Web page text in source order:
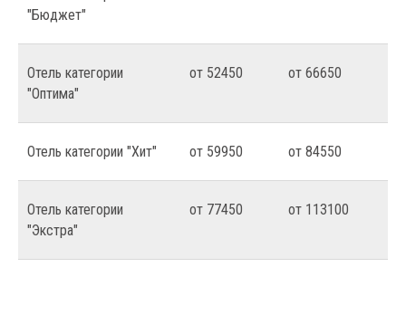
"Бюджет"
Отель категории
"Оптима"
от 52450 от 66650
Отель категории "Хит" от 59950 от 84550
Отель категории
"Экстра"
от 77450 от 113100